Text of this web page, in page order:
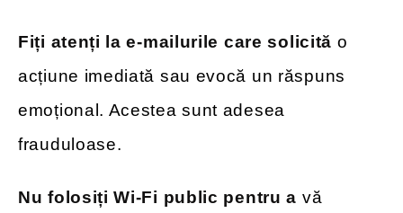
Fiți atenți la e-mailurile care solicită o
acțiune imediată sau evocă un răspuns
emoțional. Acestea sunt adesea
frauduloase.
Nu folosiți Wi-Fi public pentru a vă